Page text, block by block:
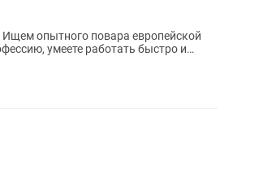
умеете работать быстро и